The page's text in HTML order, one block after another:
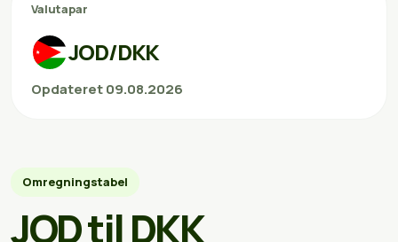
Valutapar
JOD/DKK
Opdateret 09.08.2026
Omregningstabel
JOD til DKK